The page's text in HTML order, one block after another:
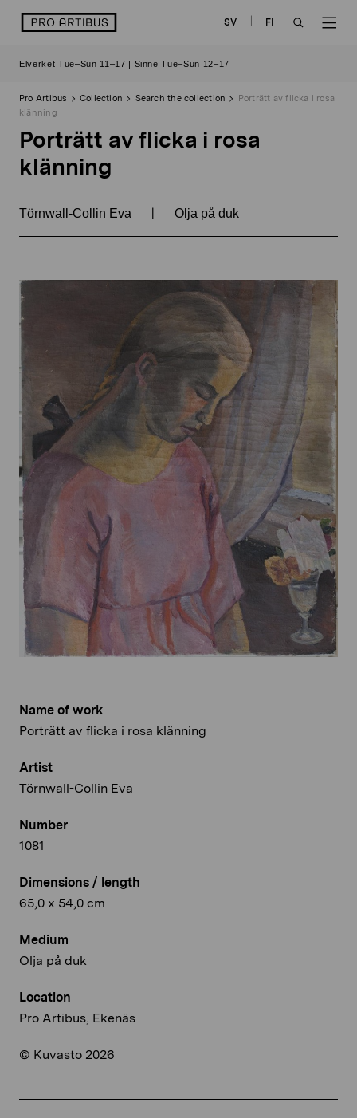
logo SV
FI
Elverket Tue–Sun 11–17 | Sinne Tue–Sun 12–17
Pro Artibus Collection Search the collection
Porträtt av flicka i rosa
klänning
Porträtt av flicka i rosa
klänning
Törnwall-Collin Eva | Olja på duk
Name of work
Porträtt av flicka i rosa klänning
Artist
Törnwall-Collin Eva
Number
1081
Dimensions / length
65,0 x 54,0 cm
Medium
Olja på duk
Location
Pro Artibus, Ekenäs
© Kuvasto 2026